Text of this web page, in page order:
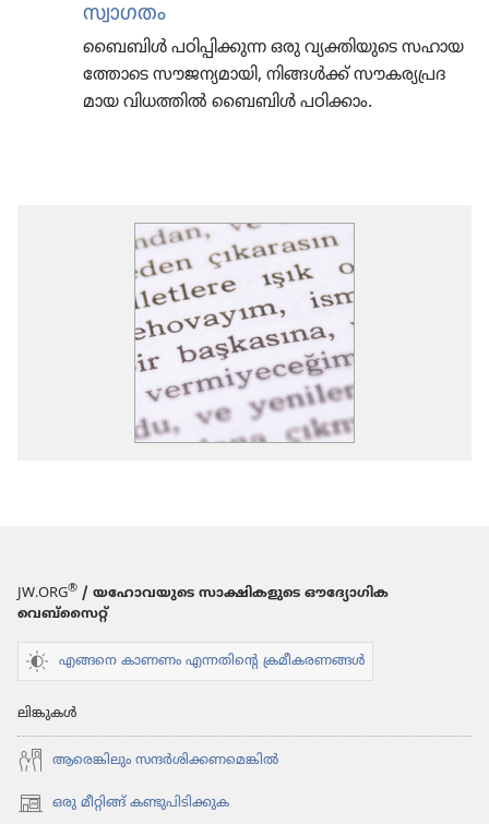
സ്വാഗതം
ബൈബിൾ പഠിപ്പി​ക്കുന്ന ഒരു വ്യക്തി​യു​ടെ സഹായ​
ത്തോ​ടെ സൗജന്യ​മാ​യി, നിങ്ങൾക്ക്‌ സൗകര്യ​പ്ര​ദ​
മായ വിധത്തിൽ ബൈബിൾ പഠിക്കാം.
JW.ORG® / യഹോവയുടെ സാക്ഷികളുടെ ഔദ്യോഗിക
വെബ്സൈറ്റ്
എങ്ങനെ കാണണം എന്നതിന്റെ ക്രമീകരണങ്ങൾ
ലിങ്കുകൾ
ആരെങ്കി​ലും സന്ദർശി​ക്ക​ണ​മെ​ങ്കിൽ
ഒരു മീറ്റിങ്ങ് കണ്ടുപിടിക്കുക
(പുതിയ